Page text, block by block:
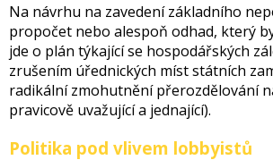
Na návrhu na zavedení základního
propočet nebo alespoň odhad, který
jde o plán týkající se hospodářských
zrušením úřednických míst státních
radikální zmohutnění přerozdělování
pravicově uvažující a jednající).
Politika pod vlivem lobbyistů